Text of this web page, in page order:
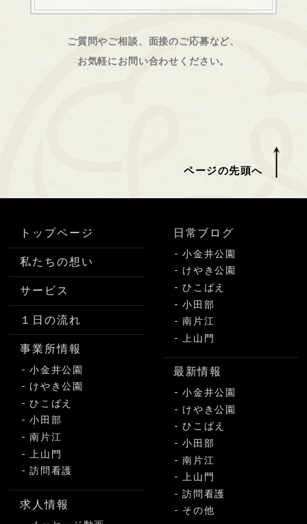
ご質問やご相談、面接のご応募など、
お気軽にお問い合わせください。
ページの先頭へ
トップページ
私たちの想い
サービス
１日の流れ
事業所情報
小金井公園
けやき公園
ひこばえ
小田部
南片江
上山門
訪問看護
求人情報
日常ブログ
小金井公園
けやき公園
ひこばえ
小田部
南片江
上山門
最新情報
小金井公園
けやき公園
ひこばえ
小田部
南片江
上山門
訪問看護
その他